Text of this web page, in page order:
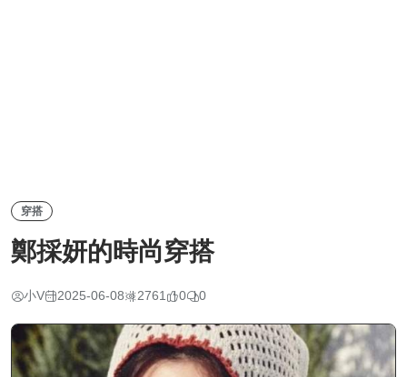
穿搭
鄭採妍的時尚穿搭
小V 2025-06-08 2761 0 0